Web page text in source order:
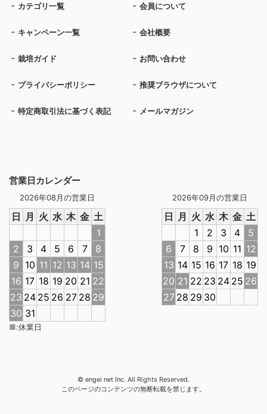
営業日カレンダー
2026年08月の営業日
日 月 火 水 木 金 土
1
2
3 4 5 6 7
8
9 10 11 12 13 14 15
16 17 18 19 20 21 22
23 24 25 26 27 28 29
30 31
2026年09月の営業日
日 月 火 水 木 金 土
1
2 3 4
5
6
7 8 9 10 11 12
13 14 15 16 17 18 19
20 21 22 23 24 25 26
27 28 29 30
■:休業日
カテゴリ一覧 会員について
キャンペーン一覧 会社概要
栽培ガイド お問い合わせ
プライバシーポリシー 推奨ブラウザについて
特定商取引法に基づく表記 メールマガジン
© engei net Inc. All Rights Reserved.
このページのコンテンツの無断転載を禁じます。